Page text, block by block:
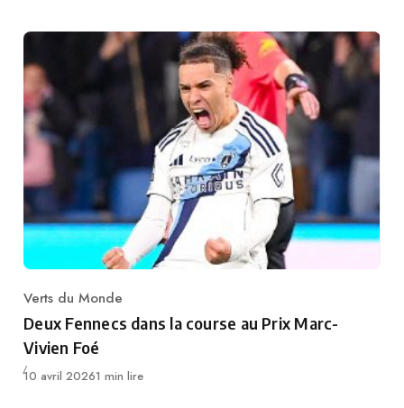
Category
Verts du Monde
Deux Fennecs dans la course au Prix Marc-
Vivien Foé
Publié
10 avril 20261 min lire